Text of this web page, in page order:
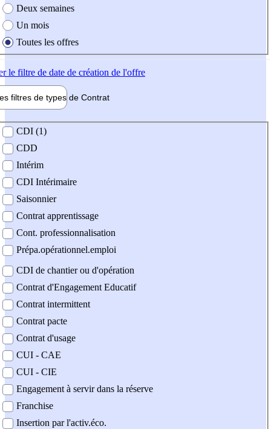
Deux semaines
Un mois
Toutes les offres
le filtre de date de création de l'offre
filtres de types de Contrat
contrat
CDI (1)
CDD
Intérim
CDI Intérimaire
Saisonnier
Contrat apprentissage
Cont. professionnalisation
Prépa.opérationnel.emploi
CDI de chantier ou d'opération
Contrat d'Engagement Educatif
Contrat intermittent
Contrat pacte
Contrat d'usage
CUI - CAE
CUI - CIE
Engagement à servir dans la réserve
Franchise
Insertion par l'activ.éco.